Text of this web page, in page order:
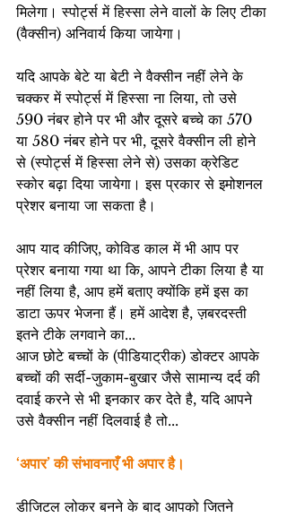
मिलेगा। स्पोर्ट्स में हिस्सा लेने वालों के लिए टीका
(वैक्सीन) अनिवार्य किया जायेगा।
यदि आपके बेटे या बेटी ने वैक्सीन नहीं लेने के
चक्कर में स्पोर्ट्स में हिस्सा ना लिया, तो उसे
590 नंबर होने पर भी और दूसरे बच्चे का 570
या 580 नंबर होने पर भी, दूसरे वैक्सीन ली होने
से (स्पोर्ट्स में हिस्सा लेने से) उसका क्रेडिट
स्कोर बढ़ा दिया जायेगा। इस प्रकार से इमोशनल
प्रेशर बनाया जा सकता है।
आप याद कीजिए, कोविड काल में भी आप पर
प्रेशर बनाया गया था कि, आपने टीका लिया है या
नहीं लिया है, आप हमें बताए क्योंकि हमें इस का
डाटा ऊपर भेजना हैं। हमें आदेश है, ज़बरदस्ती
इतने टीके लगवाने का...
आज छोटे बच्चों के (पीडियाट्रीक) डोक्टर आपके
बच्चों की सर्दी-जुकाम-बुखार जैसे सामान्य दर्द की
दवाई करने से भी इनकार कर देते है, यदि आपने
उसे वैक्सीन नहीं दिलवाई है तो...
‘अपार’ की संभावनाएँ भी अपार है।
डीजिटल लोकर बनने के बाद आपको जितने